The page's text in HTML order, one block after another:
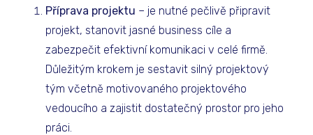
Příprava projektu – je nutné pečlivě připravit
projekt, stanovit jasné business cíle a
zabezpečit efektivní komunikaci v celé firmě.
Důležitým krokem je sestavit silný projektový
tým včetně motivovaného projektového
vedoucího a zajistit dostatečný prostor pro jeho
práci.